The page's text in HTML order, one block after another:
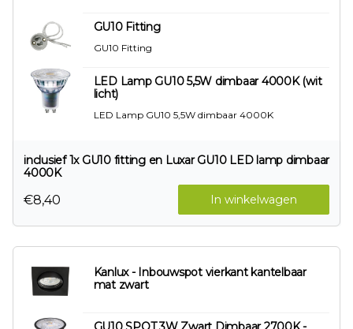
GU10 Fitting
GU10 Fitting
LED Lamp GU10 5,5W dimbaar 4000K (wit
licht)
LED Lamp GU10 5,5W dimbaar 4000K
inclusief 1x GU10 fitting en Luxar GU10 LED lamp dimbaar
4000K
In winkelwagen
€8,40
Kanlux - Inbouwspot vierkant kantelbaar
mat zwart